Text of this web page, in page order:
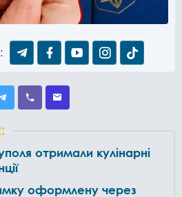
отримали кулінарні
оформлену через